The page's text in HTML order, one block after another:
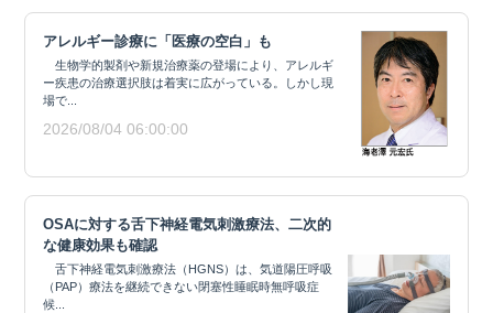
アレルギー診療に「医療の空白」も
生物学的製剤や新規治療薬の登場により、アレルギ
ー疾患の治療選択肢は着実に広がっている。しかし現
場で...
2026/08/04 06:00:00
OSAに対する舌下神経電気刺激療法、二次的
な健康効果も確認
舌下神経電気刺激療法（HGNS）は、気道陽圧呼吸
（PAP）療法を継続できない閉塞性睡眠時無呼吸症
候...